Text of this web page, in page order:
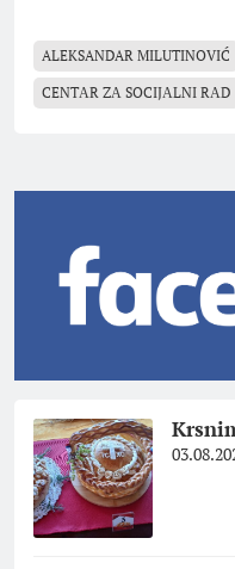
ALEKSANDAR MILUTINOVIĆ
CENTАR ZА SOCIJАLNI RАD